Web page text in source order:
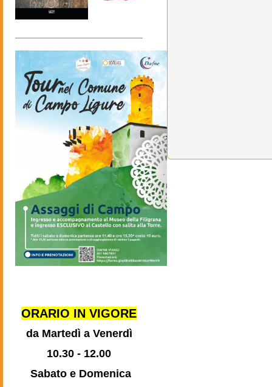
ORARIO IN VIGORE
da Martedì a Venerdì
10.30 - 12.00
Sabato e Domenica